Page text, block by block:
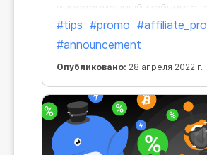
инновационный майнинга,
новые знакомства —
невероятных моментов,
мы рады поделиться и
вас! Выберите, какие вам
больше всего!
#tips #promo
#announcement
Опубликовано: 28 апреля 2022 г.